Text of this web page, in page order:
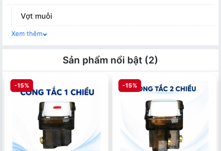
Vợt muỗi
Xem thêm
Sản phẩm nổi bật (2)
-15% -15%